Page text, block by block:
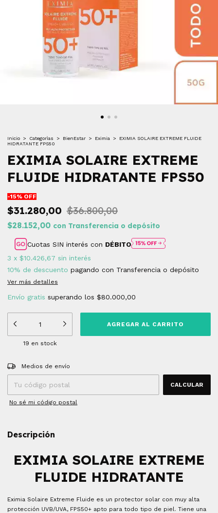
Inicio > Categorìas > BienEstar > Eximia >
EXIMIA SOLAIRE EXTREME FLUIDE
HIDRATANTE FPS50
EXIMIA SOLAIRE EXTREME
FLUIDE HIDRATANTE FPS50
-15% OFF
$31.280,00 $36.800,00
$28.152,00 con Transferencia o depósito
Cuotas SIN interés con DÉBITO
3 x $10.426,67 sin interés
10% de descuento pagando con Transferencia o depósito
Ver más detalles
Envío gratis superando los $80.000,00
19 en stock
Entregas para el CP:
Medios de envío
CALCULAR
No sé mi código postal
Descripción
EXIMIA SOLAIRE EXTREME
FLUIDE HIDRATANTE
Eximia Solaire Extreme Fluide es un protector solar con muy alta
protección UVB/UVA, FPS50+ apto para todo tipo de piel. Tiene una